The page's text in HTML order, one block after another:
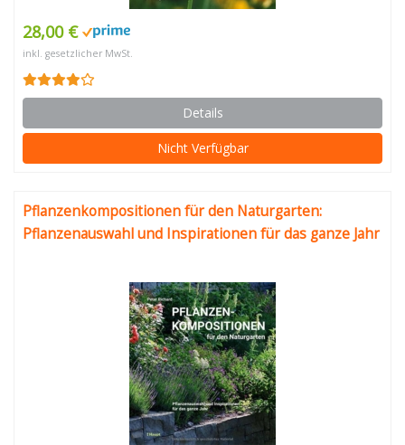
28,00 €
inkl. gesetzlicher MwSt.
Details
Nicht Verfügbar
Pflanzenkompositionen für den Naturgarten:
Pflanzenauswahl und Inspirationen für das ganze Jahr